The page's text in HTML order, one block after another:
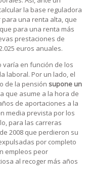
la base reguladora
una renta alta, que
para una renta más
prestaciones de
euros anuales.
varía en función de los
laboral. Por un lado, el
de la pensión supone un
que asume a la hora de
de aportaciones a la
media prevista por los
para las carreras
2008 que perdieron su
por completo
empleos peor
al recoger más años